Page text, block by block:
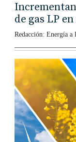
de gas LP
Redacción: Energía